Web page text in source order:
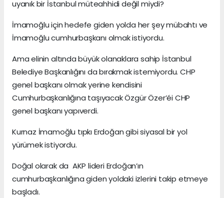
uyanık bir İstanbul müteahhidi değil miydi?
İmamoğlu için hedefe giden yolda her şey mübahtı ve
İmamoğlu cumhurbaşkanı olmak istiyordu.
Ama elinin altında büyük olanaklara sahip İstanbul
Belediye Başkanlığını da bırakmak istemiyordu. CHP
genel başkanı olmak yerine kendisini
Cumhurbaşkanlığına taşıyacak Özgür Özer’éi CHP
genel başkanı yapıverdi.
Kurnaz İmamoğlu tıpkı Erdoğan gibi siyasal bir yol
yürümek istiyordu.
Doğal olarak da AKP lideri Erdoğan’ın
cumhurbaşkanlığına giden yoldaki izlerini takip etmeye
başladı.